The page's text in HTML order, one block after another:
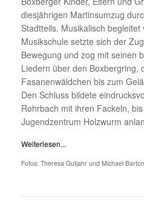
diesjährigen Martinsumzug
Stadtteils. Musikalisch
Musikschule setzte sich der
Bewegung und zog mit seinen
Liedern über den Boxbergring,
Fasanenwäldchen bis zum
Den Schluss bildete
Rohrbach mit ihren Fackeln,
Jugendzentrum Holzwurm
Weiterlesen...
Fotos: Theresa Gutjahr und Michael